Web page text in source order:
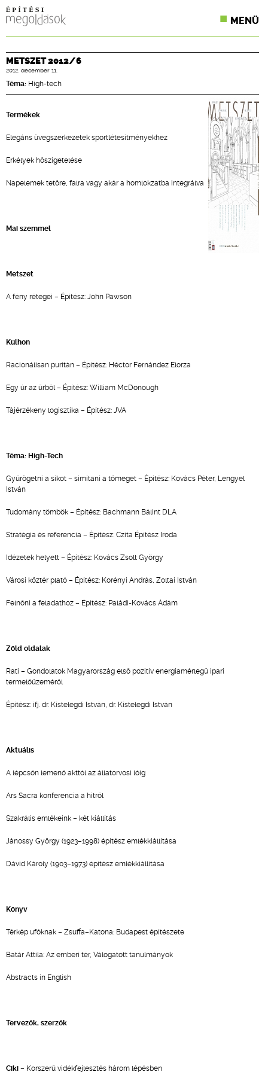
MENÜ
TERVEZÉSI SEGÉDLETEK
METSZET 2012/6
2012. december 11.
Téma: High-tech
Termékek
Elegáns üvegszerkezetek sportlétesítményekhez
Erkélyek hőszigetelése
Napelemek tetőre, falra vagy akár a homlokzatba integrálva
Mai szemmel
Metszet
A fény rétegei – Építész: John Pawson
Külhon
Racionálisan puritán – Építész: Héctor Fernández Elorza
Egy úr az űrből – Építész: William McDonough
Tájérzékeny logisztika – Építész: JVA
Téma: High-Tech
Gyűrögetni a síkot – simítani a tömeget – Építész: Kovács Péter, Lengyel
István
Tudomány tömbök – Építész: Bachmann Bálint DLA
Stratégia és referencia – Építész: Czita Építész Iroda
Idézetek helyett – Építész: Kovács Zsolt György
Városi köztér plató – Építész: Korényi András, Zoltai István
Felnőni a feladathoz – Építész: Paládi-Kovács Ádám
Zöld oldalak
Rati – Gondolatok Magyarország első pozitív energiamérlegű ipari
termelőüzeméről
Építész: ifj. dr. Kistelegdi István, dr. Kistelegdi István
Aktuális
A lépcsőn lemenő akttól az állatorvosi lóig
Ars Sacra konferencia a hitről
Szakrális emlékeink – két kiállítás
Jánossy György (1923–1998) építész emlékkiállítása
Dávid Károly (1903–1973) építész emlékkiállítása
Könyv
Térkép ufóknak – Zsuffa–Katona: Budapest építészete
Batár Attila: Az emberi tér, Válogatott tanulmányok
Abstracts in English
Tervezők, szerzők
Ciki – Korszerű vidékfejlesztés három lépésben